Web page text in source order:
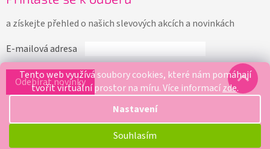
Tento web využívá soubory cookies, které nám pomáhají
tvořit virtuální prostor na míru.Více informacízde.
Nastavení
Souhlasím
a získejte přehled o našich slevových akcích a novinkách
E-mailová adresa